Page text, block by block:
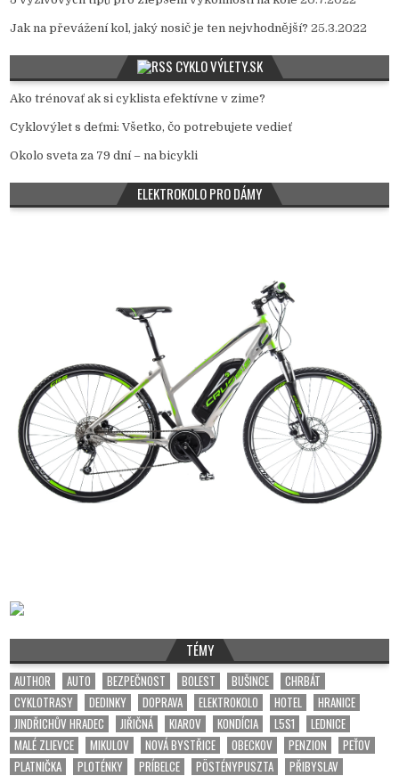
Jak na převážení kol, jaký nosič je ten nejvhodnější? 25.3.2022
CYKLO VÝLETY.SK
Ako trénovať ak si cyklista efektívne v zime?
Cyklovýlet s deťmi: Všetko, čo potrebujete vedieť
Okolo sveta za 79 dní – na bicykli
ELEKTROKOLO PRO DÁMY
TÉMY
AUTHOR AUTO BEZPEČNOST BOLEST BUŠINCE
CHRBÁT
CYKLOTRASY
DEDINKY DOPRAVA ELEKTROKOLO HOTEL
HRANICE
JINDŘICHŮV HRADEC
JIŘIČNÁ KIAROV KONDÍCIA L5S1
LEDNICE
MALÉ ZLIEVCE
MIKULOV NOVÁ BYSTŘICE OBECKOV PENZION
PEŤOV
PLATNIČKA
PLOTÉNKY PRÍBELCE PÖSTÉNYPUSZTA
PŘIBYSLAV